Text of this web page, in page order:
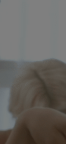
な美肌を目指す。
シリーズ誕生。